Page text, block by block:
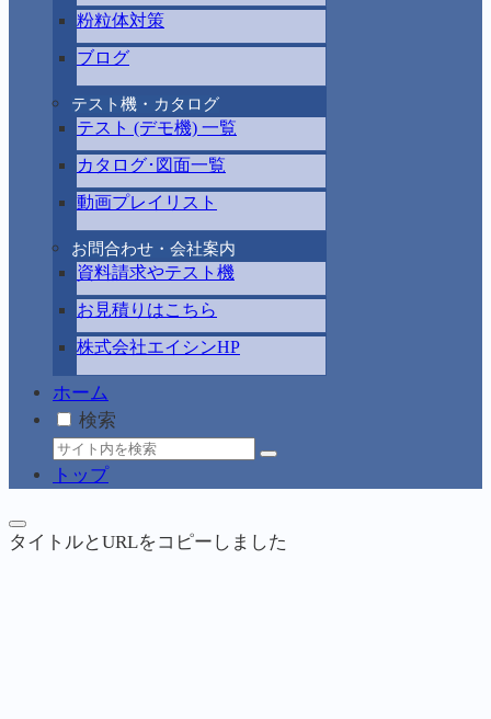
粉粒体対策
ブログ
テスト機・カタログ
テスト (デモ機) 一覧
カタログ･図面一覧
動画プレイリスト
お問合わせ・会社案内
資料請求やテスト機
お見積りはこちら
株式会社エイシンHP
ホーム
検索
トップ
タイトルとURLをコピーしました